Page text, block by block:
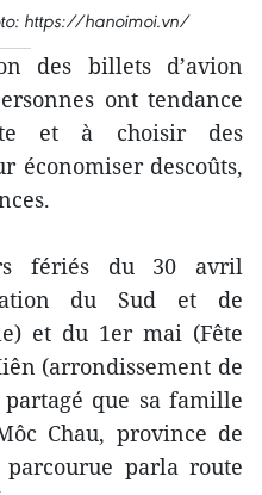
https://hanoimoi.vn/
des billets d’avion
ont tendance
et à choisir des
économiser descoûts,
fériés du 30 avril
du Sud et de
et du 1er mai (Fête
(arrondissement de
que sa famille
Chau, province de
parla route